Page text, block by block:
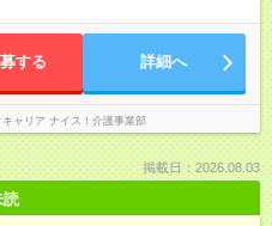
する 詳細へ
ャリア ナイス！介護事業部
掲載日：2026.08.03
読